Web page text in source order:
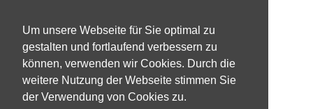
Um unsere Webseite für Sie optimal zu
gestalten und fortlaufend verbessern zu
können, verwenden wir Cookies. Durch die
weitere Nutzung der Webseite stimmen Sie
der Verwendung von Cookies zu.